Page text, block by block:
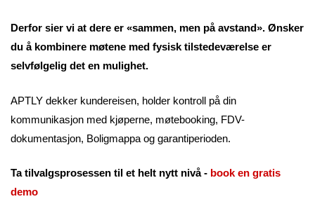
Derfor sier vi at dere er «sammen, men på avstand». Ønsker
du å kombinere møtene med fysisk tilstedeværelse er
selvfølgelig det en mulighet.
APTLY dekker kundereisen, holder kontroll på din
kommunikasjon med kjøperne, møtebooking, FDV-
dokumentasjon, Boligmappa og garantiperioden.
Ta tilvalgsprosessen til et helt nytt nivå - book en gratis
demo